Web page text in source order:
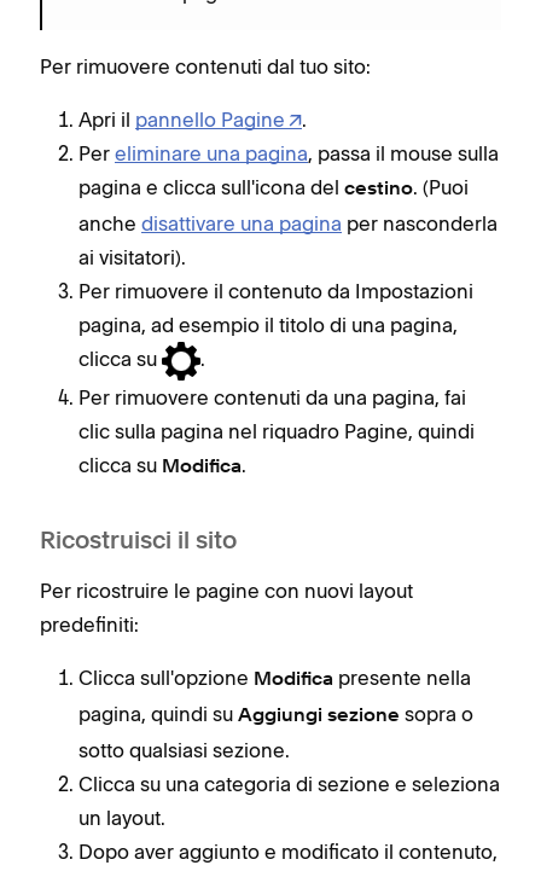
Per rimuovere contenuti dal tuo sito:
Apri il pannello Pagine
.
Per eliminare una pagina, passa il mouse sulla
pagina e clicca sull'icona del cestino. (Puoi
anche disattivare una pagina per nasconderla
ai visitatori).
Per rimuovere il contenuto da Impostazioni
pagina, ad esempio il titolo di una pagina,
clicca su
.
Per rimuovere contenuti da una pagina, fai
clic sulla pagina nel riquadro Pagine, quindi
clicca su Modifica.
Ricostruisci il sito
Per ricostruire le pagine con nuovi layout
predefiniti:
Clicca sull'opzione Modifica presente nella
pagina, quindi su Aggiungi sezione sopra o
sotto qualsiasi sezione.
Clicca su una categoria di sezione e seleziona
un layout.
Dopo aver aggiunto e modificato il contenuto,